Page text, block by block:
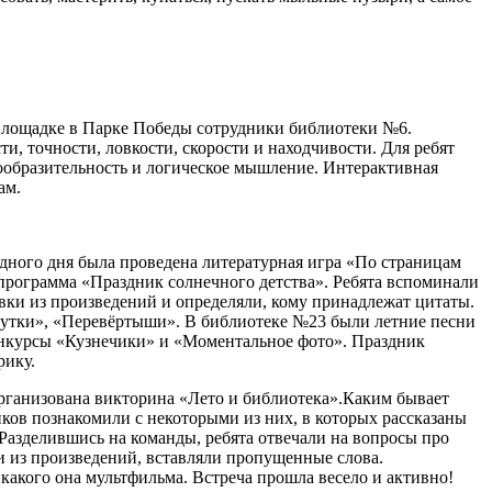
в Парке Победы сотрудники библиотеки №6.
точности, ловкости, скорости и находчивости. Для ребят
и логическое мышление. Интерактивная
дня была проведена литературная игра «По страницам
«Праздник солнечного детства». Ребята вспоминали
из произведений и определяли, кому принадлежат цитаты.
«Перевёртыши». В библиотеке №23 были летние песни
«Кузнечики» и «Моментальное фото». Праздник
викторина «Лето и библиотека».Каким бывает
познакомили с некоторыми из них, в которых рассказаны
на команды, ребята отвечали на вопросы про
произведений, вставляли пропущенные слова.
она мультфильма. Встреча прошла весело и активно!